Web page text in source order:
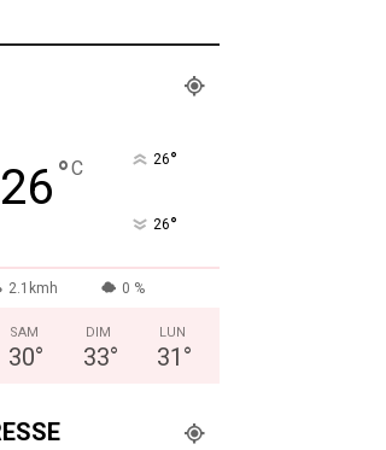
26°C 26°
26°
2.1kmh 0 %
SAM
30°
DIM
33°
LUN
31 °